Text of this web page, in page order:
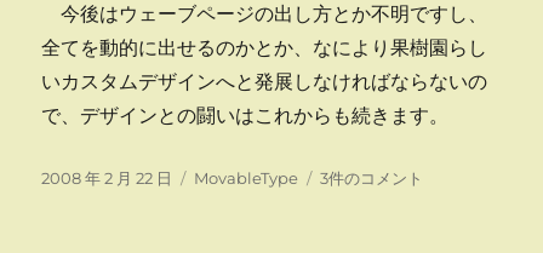
今後はウェーブページの出し方とか不明ですし、
全てを動的に出せるのかとか、なにより果樹園らし
いカスタムデザインへと発展しなければならないの
で、デザインとの闘いはこれからも続きます。
投
2008 年 2 月 22 日
カ
MovableType
デ
3件のコメント